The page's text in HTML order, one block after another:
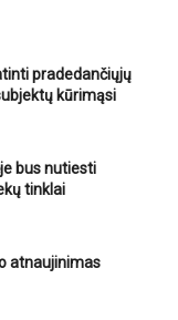
pradedančiųjų
kūrimąsi
bus nutiesti
tinklai
atnaujinimas